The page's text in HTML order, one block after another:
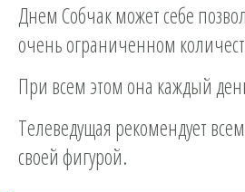
Днем Собчак может себе
очень ограниченном
При всем этом она каждый
Телеведущая рекомендует
своей фигурой.